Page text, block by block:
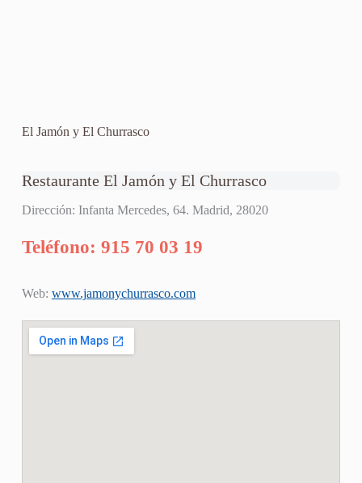
El Jamón y El Churrasco
Restaurante El Jamón y El Churrasco
Dirección: Infanta Mercedes, 64. Madrid, 28020
Teléfono: 915 70 03 19
Web: www.jamonychurrasco.com